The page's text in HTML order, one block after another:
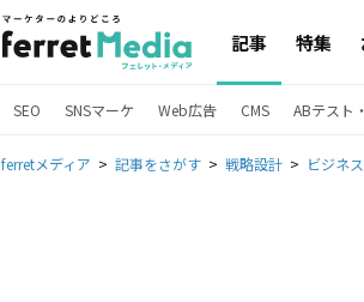
記事 特集
SEO SNSマーケ Web広告 CMS ABテスト
ferretメディア 記事をさがす 戦略設計 ビジネ